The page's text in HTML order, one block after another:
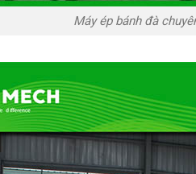
Máy ép bánh đà